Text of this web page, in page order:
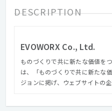
DESCRIPTION
EVOWORX Co., Ltd.
ものづくりで共に新たな価値をつむぎ
は、「ものづくりで共に新たな
ジョンに掲げ、ウェブサイトの